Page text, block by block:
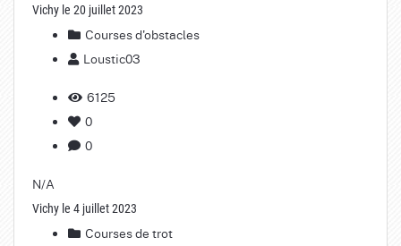
Vichy le 20 juillet 2023
Courses d'obstacles
Loustic03
6125
0
0
N/A
Vichy le 4 juillet 2023
Courses de trot